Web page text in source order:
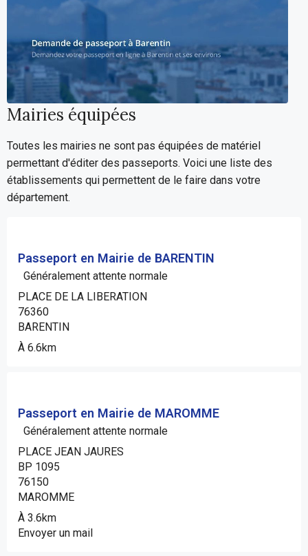
Mairies équipées
Toutes les mairies ne sont pas équipées de matériel
permettant d'éditer des passeports. Voici une liste des
établissements qui permettent de le faire dans votre
département.
Passeport en Mairie de BARENTIN
Généralement attente normale
PLACE DE LA LIBERATION
76360
BARENTIN
À 6.6km
Passeport en Mairie de MAROMME
Généralement attente normale
PLACE JEAN JAURES
BP 1095
76150
MAROMME
À 3.6km
Envoyer un mail